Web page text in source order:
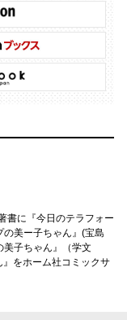
書に『今日のテラフォー
美ー子ちゃん』(宝島
子ちゃん』（学文
をホーム社コミックサ